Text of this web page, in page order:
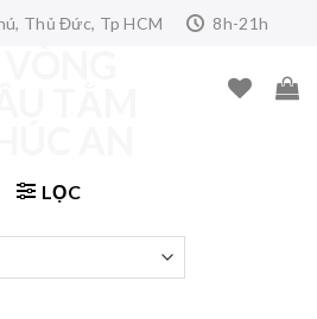
Thủ Đức, Tp HCM 8h-21h
LỌC